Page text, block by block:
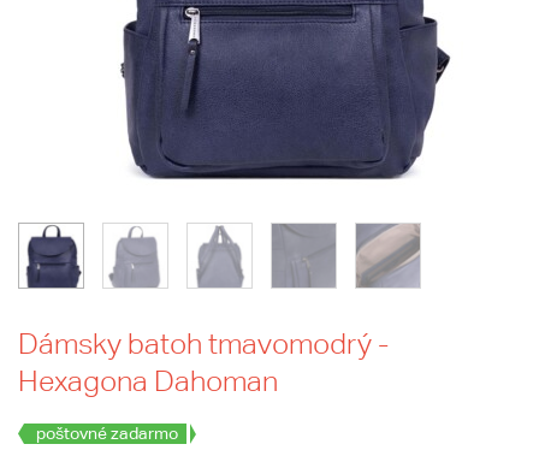
Dámsky batoh tmavomodrý -
Hexagona Dahoman
poštovné zadarmo